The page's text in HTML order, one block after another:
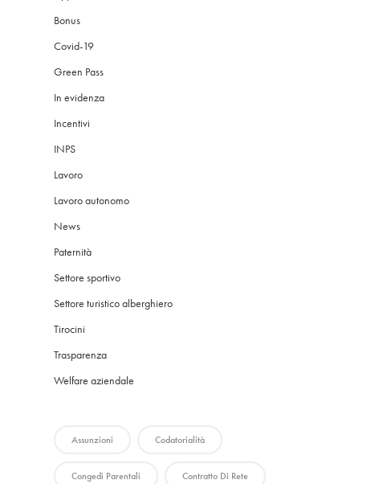
Bonus
Covid-19
Green Pass
In evidenza
Incentivi
INPS
Lavoro
Lavoro autonomo
News
Paternità
Settore sportivo
Settore turistico alberghiero
Tirocini
Trasparenza
Welfare aziendale
Assunzioni Codatorialità
Congedi Parentali Contratto Di Rete